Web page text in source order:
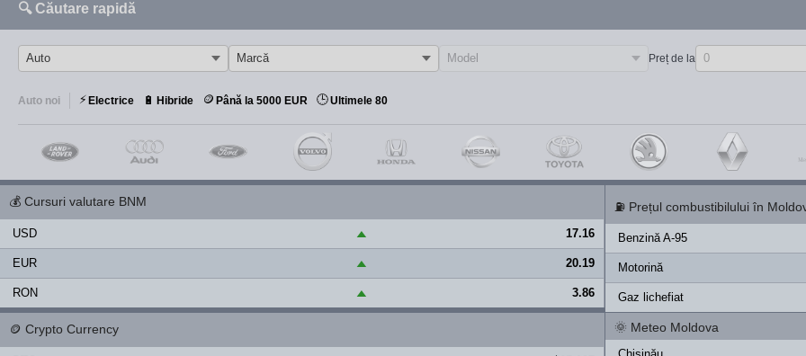
🔍 Căutare rapidă
Preț de la
Auto noi ⚡ Electrice 🔋 Hibride 🪙 Până la 5000 EUR 🕒Ultimele 80
💰 Cursuri valutare BNM
USD ▲ 17.16
EUR ▲ 20.19
RON ▲ 3.86
⛽ Prețul combustibilului în
Benzină A-95
Motorină
Gaz lichefiat
🪙 Crypto Currency 🌞 Meteo Moldova